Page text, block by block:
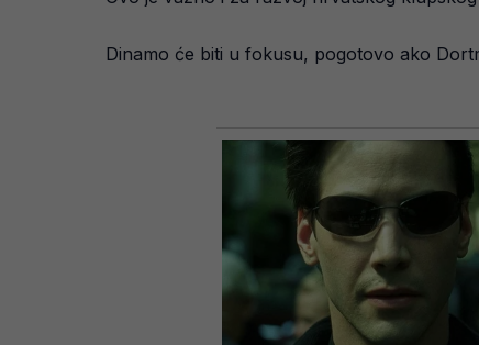
Dinamo će biti u fokusu, pogotovo ako